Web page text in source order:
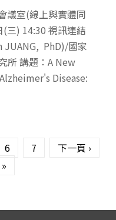
議室(線上與實體同
三) 14:30 視訊連結
JUANG, PhD)/國家
所 講題：A New
Disease:
6 7
下一頁 ›